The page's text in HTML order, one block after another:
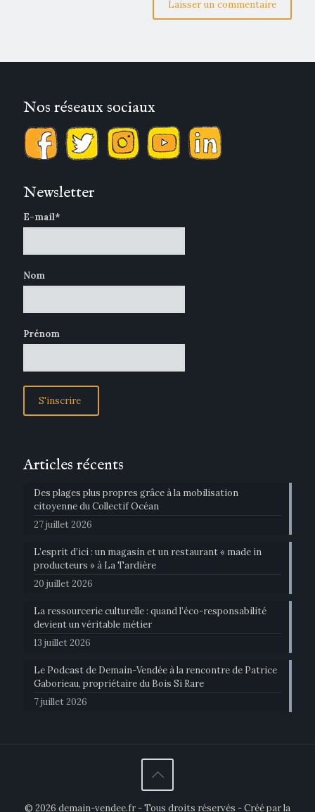
Nos réseaux sociaux
Newsletter
E-mail*
Nom
Prénom
Articles récents
Des plages plus propres grâce à la mobilisation
citoyenne du Collectif Océan
27 juillet 2026
L’esprit d’ici : un magasin et un restaurant « made in
producteurs » à La Tardière
20 juillet 2026
La ressourcerie culturelle : quand l’éco-responsabilité
devient un véritable métier
13 juillet 2026
Le Podcast de Demain-Vendée à la rencontre de Patrice
Gaborieau, propriétaire du Bois Si Rare
7 juillet 2026
© 2026 demain-vendee.fr - Tous droits réservés - Créé par la